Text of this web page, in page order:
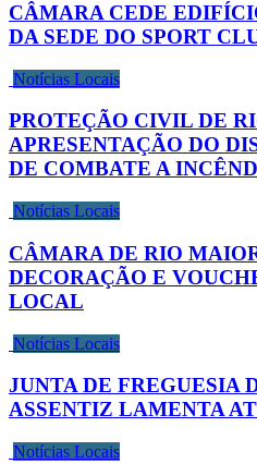
CÂMARA CEDE
DA SEDE DO SPORT
Notícias Locais
PROTEÇÃO CIVIL DE
APRESENTAÇÃO DO
DE COMBATE A
Notícias Locais
CÂMARA DE RIO
DECORAÇÃO E
LOCAL
Notícias Locais
JUNTA DE FREGUESIA
ASSENTIZ LAMENTA
Notícias Locais